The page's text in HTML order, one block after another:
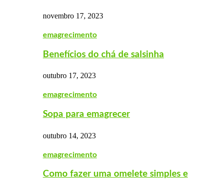
novembro 17, 2023
emagrecimento
Benefícios do chá de salsinha
outubro 17, 2023
emagrecimento
Sopa para emagrecer
outubro 14, 2023
emagrecimento
Como fazer uma omelete simples e